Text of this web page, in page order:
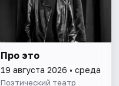
Про это
19 августа 2026 • среда
Поэтический театр